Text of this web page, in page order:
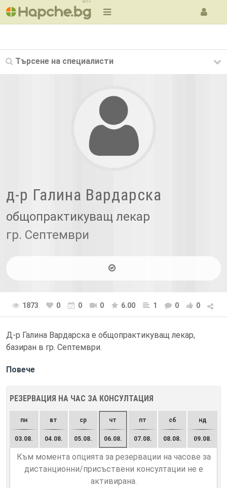
BETA
Търсене на специалисти
д-р Галина Вардарска
общопрактикуващ лекар
гр. Септември
1873 0 0 0 6.00 1 0 0
Д-р Галина Вардарска е общопрактикуващ лекар,
базиран в гр. Септември.
Повече
РЕЗЕРВАЦИЯ НА ЧАС ЗА КОНСУЛТАЦИЯ
пн
03.08.
вт
04.08.
ср
05.08.
чт
06.08.
пт
07.08.
сб
08.08.
нд
09.08.
Към момента опцията за резервации на часове за
дистанционни/присъствени консултации не е
активирана.